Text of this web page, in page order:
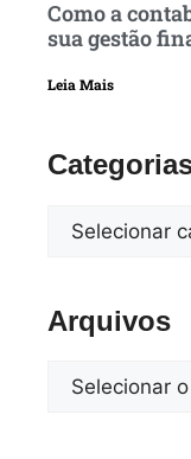
Como a
sua gestão
Leia Mais
Arquivos